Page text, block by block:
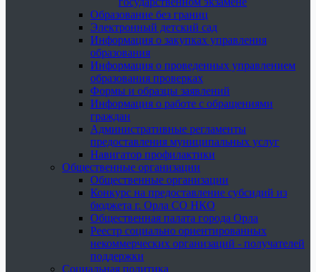
Образование без границ
Электронный детский сад
Информация о закупках управления
образования
Информация о проведенных управлением
образования проверках
Формы и образцы заявлений
Информация о работе с обращениями
граждан
Административные регламенты
предоставления муниципальных услуг
Навигатор профилактики
Общественные организации
Общественные организации
Конкурс на предоставление субсидий из
бюджета г. Орла СО НКО
Общественная палата города Орла
Реестр социально ориентированных
некоммерческих организаций - получателей
поддержки
Социальная политика